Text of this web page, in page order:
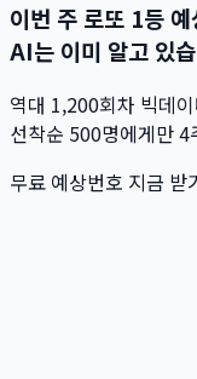
이번 주 로또 1등
AI는 이미 알고 있
역대 1,200회차 빅데
선착순 500명에게만 4
무료 예상번호 지금 받